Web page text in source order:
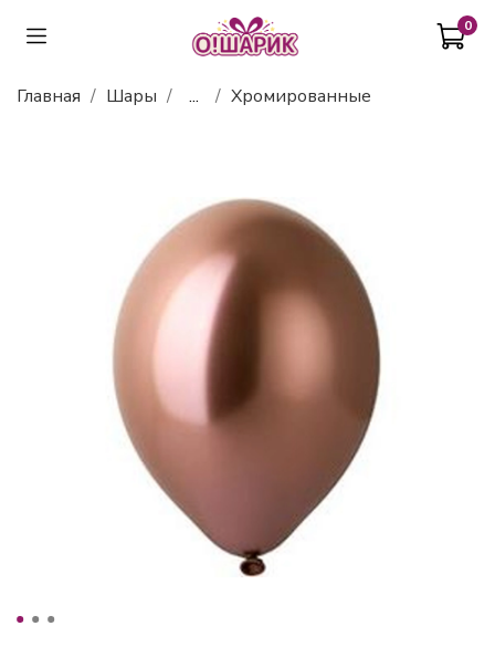
0
Главная Шары ... Хромированные